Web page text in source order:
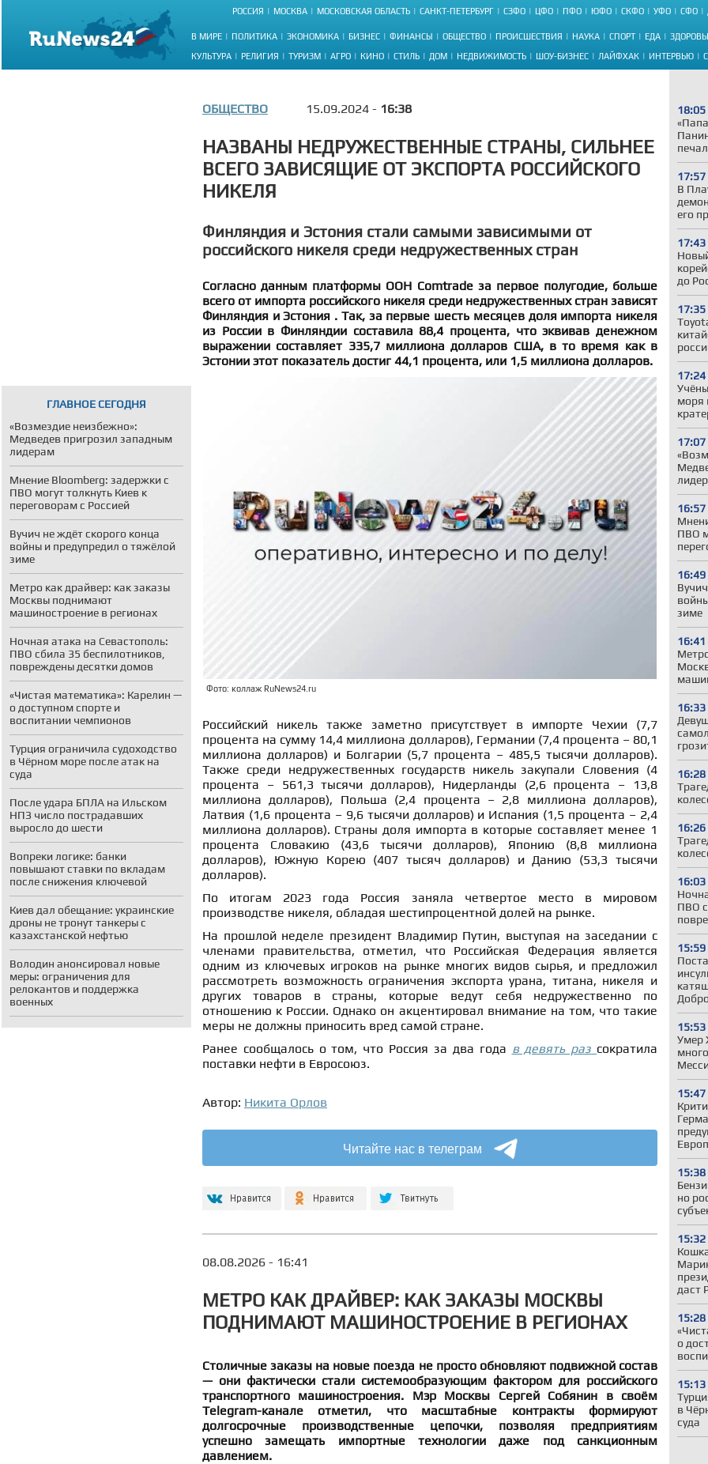
РОССИЯ МОСКВА МОСКОВСКАЯ ОБЛАСТЬ САНКТ-ПЕТЕРБУРГ СЗФО ЦФО ПФО ЮФО СКФО УФО СФО
В МИРЕ ПОЛИТИКА ЭКОНОМИКА БИЗНЕС ФИНАНСЫ ОБЩЕСТВО ПРОИСШЕСТВИЯ НАУКА СПОРТ ЕДА
КУЛЬТУРА РЕЛИГИЯ ТУРИЗМ АГРО КИНО СТИЛЬ ДОМ НЕДВИЖИМОСТЬ ШОУ-БИЗНЕС ЛАЙФХАК ИНТЕРВЬЮ
ГЛАВНОЕ СЕГОДНЯ
«Возмездие неизбежно»:
Медведев пригрозил западным
лидерам
Мнение Bloomberg: задержки с
ПВО могут толкнуть Киев к
переговорам с Россией
Вучич не ждёт скорого конца
войны и предупредил о тяжёлой
зиме
Метро как драйвер: как заказы
Москвы поднимают
машиностроение в регионах
Ночная атака на Севастополь:
ПВО сбила 35 беспилотников,
повреждены десятки домов
«Чистая математика»: Карелин —
о доступном спорте и
воспитании чемпионов
Турция ограничила судоходство
в Чёрном море после атак на
суда
После удара БПЛА на Ильском
НПЗ число пострадавших
выросло до шести
Вопреки логике: банки
повышают ставки по вкладам
после снижения ключевой
Киев дал обещание: украинские
дроны не тронут танкеры с
казахстанской нефтью
Володин анонсировал новые
меры: ограничения для
релокантов и поддержка
военных
18:05
17:57
В
его
17:43
до
17:35
17:24
моря
17:07
16:57
ПВО
16:49
зиме
16:41
16:33
16:28
16:26
16:03
ПВО
15:59
15:53
Умер
15:47
15:38
но
15:32
даст
15:28
о
15:13
в
суда
ОБЩЕСТВО 15.09.2024 - 16:38
НАЗВАНЫ НЕДРУЖЕСТВЕННЫЕ СТРАНЫ, СИЛЬНЕЕ
ВСЕГО ЗАВИСЯЩИЕ ОТ ЭКСПОРТА РОССИЙСКОГО
НИКЕЛЯ
Финляндия и Эстония стали самыми зависимыми от
российского никеля среди недружественных стран
Согласно данным платформы ООН Comtrade за первое полугодие, больше
всего от импорта российского никеля среди недружественных стран зависят
Финляндия и Эстония . Так, за первые шесть месяцев доля импорта никеля
из России в Финляндии составила 88,4 процента, что эквивав денежном
выражении составляет 335,7 миллиона долларов США, в то время как в
Эстонии этот показатель достиг 44,1 процента, или 1,5 миллиона долларов.
Фото: коллаж RuNews24.ru
Российский никель также заметно присутствует в импорте Чехии (7,7
процента на сумму 14,4 миллиона долларов), Германии (7,4 процента – 80,1
миллиона долларов) и Болгарии (5,7 процента – 485,5 тысячи долларов).
Также среди недружественных государств никель закупали Словения (4
процента – 561,3 тысячи долларов), Нидерланды (2,6 процента – 13,8
миллиона долларов), Польша (2,4 процента – 2,8 миллиона долларов),
Латвия (1,6 процента – 9,6 тысячи долларов) и Испания (1,5 процента – 2,4
миллиона долларов). Страны доля импорта в которые составляет менее 1
процента Словакию (43,6 тысячи долларов), Японию (8,8 миллиона
долларов), Южную Корею (407 тысяч долларов) и Данию (53,3 тысячи
долларов).
По итогам 2023 года Россия заняла четвертое место в мировом
производстве никеля, обладая шестипроцентной долей на рынке.
На прошлой неделе президент Владимир Путин, выступая на заседании с
членами правительства, отметил, что Российская Федерация является
одним из ключевых игроков на рынке многих видов сырья, и предложил
рассмотреть возможность ограничения экспорта урана, титана, никеля и
других товаров в страны, которые ведут себя недружественно по
отношению к России. Однако он акцентировал внимание на том, что такие
меры не должны приносить вред самой стране.
Ранее сообщалось о том, что Россия за два года в девять раз сократила
поставки нефти в Евросоюз.
Автор: Никита Орлов
Читайте нас в телеграм
08.08.2026 - 16:41
МЕТРО КАК ДРАЙВЕР: КАК ЗАКАЗЫ МОСКВЫ
ПОДНИМАЮТ МАШИНОСТРОЕНИЕ В РЕГИОНАХ
Столичные заказы на новые поезда не просто обновляют подвижной состав
— они фактически стали системообразующим фактором для российского
транспортного машиностроения. Мэр Москвы Сергей Собянин в своём
Telegram-канале отметил, что масштабные контракты формируют
долгосрочные производственные цепочки, позволяя предприятиям
успешно замещать импортные технологии даже под санкционным
давлением.